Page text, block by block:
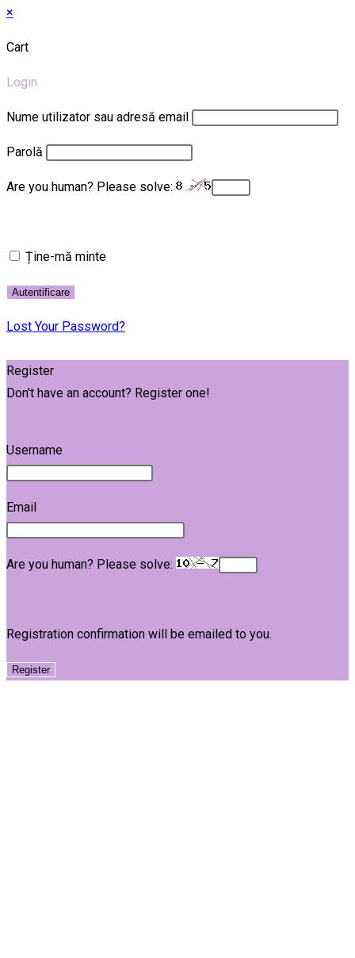
×
Cart
Login
Nume utilizator sau adresă email
Parolă
Are you human? Please solve:
Ține-mă minte
Lost Your Password?
Register
Don't have an account? Register one!
Username
Email
Are you human? Please solve:
Registration confirmation will be emailed to you.